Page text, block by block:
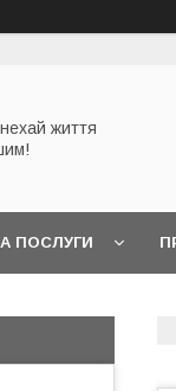
життя
ПОСЛУГИ